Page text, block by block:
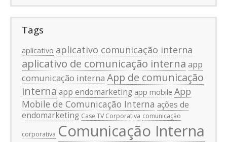
Tags
aplicativo aplicativo comunicação interna
aplicativo de comunicação interna app
comunicação interna App de comunicação
interna app endomarketing app mobile App
Mobile de Comunicação Interna ações de
endomarketing Case TV Corporativa comunicação
corporativa Comunicação Interna